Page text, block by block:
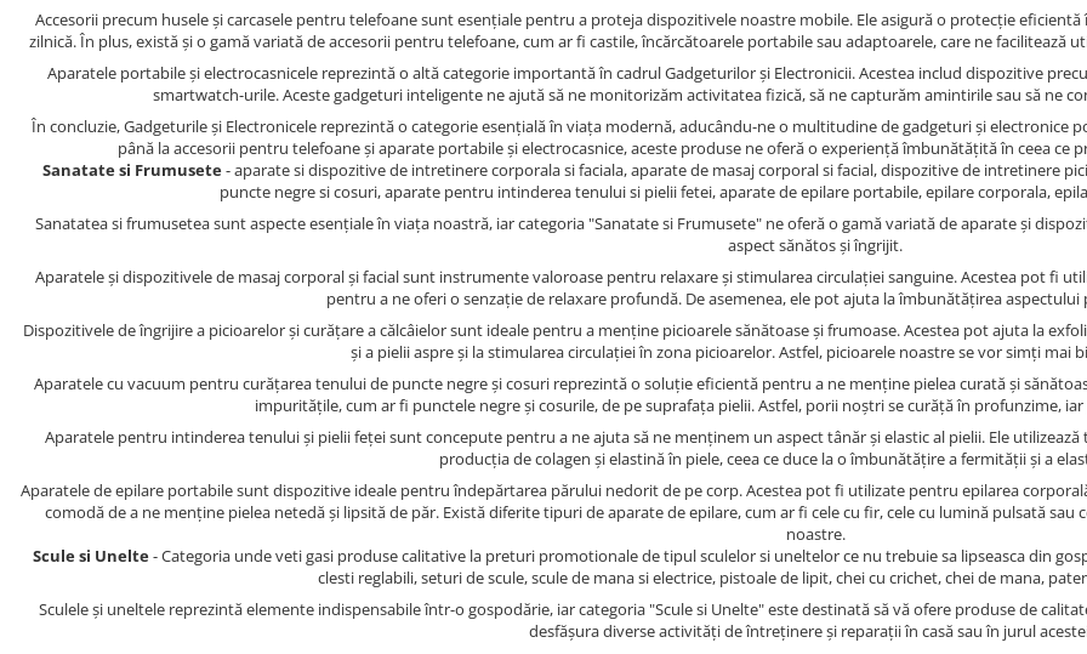
Accesorii precum husele și carcasele pentru telefoane sunt esențiale pentru a proteja dispozitivele noastre mobile. Ele asigură o protecție
zilnică. În plus, există și o gamă variată de accesorii pentru telefoane, cum ar fi castile, încărcătoarele portabile sau adaptoarele, care ne
Aparatele portabile și electrocasnicele reprezintă o altă categorie importantă în cadrul Gadgeturilor și Electronicii. Acestea includ dispozitive
smartwatch-urile. Aceste gadgeturi inteligente ne ajută să ne monitorizăm activitatea fizică, să ne capturăm amintirile sau să ne
În concluzie, Gadgeturile și Electronicele reprezintă o categorie esențială în viața modernă, aducându-ne o multitudine de gadgeturi și electronice
până la accesorii pentru telefoane și aparate portabile și electrocasnice, aceste produse ne oferă o experiență îmbunătățită în ceea ce
Sanatate si Frumusete- aparate si dispozitive de intretinere corporala si faciala, aparate de masaj corporal si facial, dispozitive de intretinere
puncte negre si cosuri, aparate pentru intinderea tenului si pielii fetei, aparate de epilare portabile, epilare corporala,
Sanatatea si frumusetea sunt aspecte esențiale în viața noastră, iar categoria "Sanatate si Frumusete" ne oferă o gamă variată de aparate și
aspect sănătos și îngrijit.
Aparatele și dispozitivele de masaj corporal și facial sunt instrumente valoroase pentru relaxare și stimularea circulației sanguine. Acestea pot fi
pentru a ne oferi o senzație de relaxare profundă. De asemenea, ele pot ajuta la îmbunătățirea
Dispozitivele de îngrijire a picioarelor și curățare a călcâielor sunt ideale pentru a menține picioarele sănătoase și frumoase. Acestea pot ajuta la
și a pielii aspre și la stimularea circulației în zona picioarelor. Astfel, picioarele noastre se vor simți mai
Aparatele cu vacuum pentru curățarea tenului de puncte negre și cosuri reprezintă o soluție eficientă pentru a ne menține pielea curată și
impuritățile, cum ar fi punctele negre și cosurile, de pe suprafața pielii. Astfel, porii noștri se curăță în profunzime,
Aparatele pentru intinderea tenului și pielii feței sunt concepute pentru a ne ajuta să ne menținem un aspect tânăr și elastic al pielii. Ele
producția de colagen și elastină în piele, ceea ce duce la o îmbunătățire a fermității și a
Aparatele de epilare portabile sunt dispozitive ideale pentru îndepărtarea părului nedorit de pe corp. Acestea pot fi utilizate pentru epilarea
comodă de a ne menține pielea netedă și lipsită de păr. Există diferite tipuri de aparate de epilare, cum ar fi cele cu fir, cele cu lumină pulsată
noastre.
Scule si Unelte- Categoria unde veti gasi produse calitative la preturi promotionale de tipul sculelor si uneltelor ce nu trebuie sa lipseasca din
clesti reglabili, seturi de scule, scule de mana si electrice, pistoale de lipit, chei cu crichet, chei de mana,
Sculele și uneltele reprezintă elemente indispensabile într-o gospodărie, iar categoria "Scule si Unelte" este destinată să vă ofere produse de
desfășura diverse activități de întreținere și reparații în casă sau în jurul